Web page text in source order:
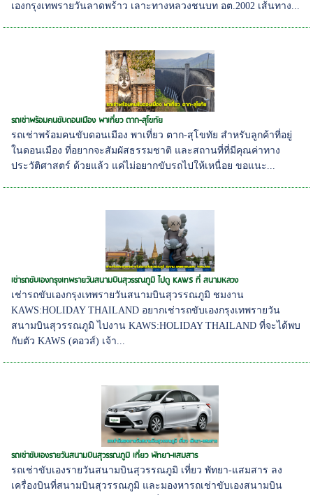
เองกรุงเทพรายวันลาดพร้าว เลาะทางหลวงชนบท อต.2002 เส้นทาง...
รถเช่าพร้อมคนขับดอนเมือง พาเที่ยว ตาก-สุโขทัย
รถเช่าพร้อมคนขับดอนเมือง พาเที่ยว ตาก-สุโขทัย สำหรับลูกค้าที่อยู่
ในดอนเมือง ที่อยากจะสัมผัสธรรมชาติ และสถานที่ที่มีคุณค่าทาง
ประวัติศาสตร์ ด้วยแล้ว แค่ไม่อยากขับรถไปให้เหนื่อย ขอแนะ...
เช่ารถขับเองกรุงเทพรายวันสนามบินสุวรรณภูมิ ไปดู KAWS ที่ สนามหลวง
เช่ารถขับเองกรุงเทพรายวันสนามบินสุวรรณภูมิ ชมงาน
KAWS:HOLIDAY THAILAND อยากเช่ารถขับเองกรุงเทพรายวัน
สนามบินสุวรรณภูมิ ไปงาน KAWS:HOLIDAY THAILAND ที่จะได้พบ
กับตัว KAWS (คอวส์) เจ้า...
รถเช่าขับเองรายวันสนามบินสุวรรณภูมิ เที่ยว พัทยา-แสมสาร
รถเช่าขับเองรายวันสนามบินสุวรรณภูมิ เที่ยว พัทยา-แสมสาร ลง
เครื่องบินที่สนามบินสุวรรณภูมิ และมองหารถเช่าขับเองสนามบิน